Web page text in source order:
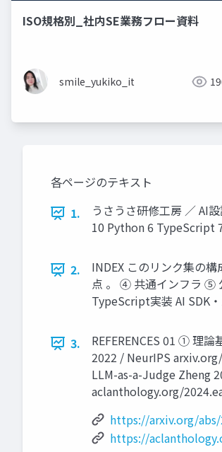
ISO規格別_社内SE業務フロー資料
smile_yukiko_it
各ページのテキスト
1.
うさうさ研修工房 ／ AI
10 Python 6 TypeScript
2.
INDEX このリンク集の
点 。 ④ 共通インフラ ⑤
TypeScript実装 AI SDK
3.
REFERENCES 01 ① 理
2022 / NeurIPS
LLM-as-a-Judge Zheng
aclanthology.org/
https://arxiv.org/abs/
https://